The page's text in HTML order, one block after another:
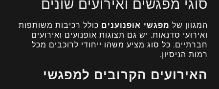
סוגי מפגשים ואירועים שונים
המגוון של מפגשי אופנוענים כולל רכיבות משותפות
ואירועי סדנאות. יש גם תצוגות אופנועים ואירועים
חברתיים. כל סוג מציע משהו ייחודי לרוכבים מכל
רמות הניסיון.
האירועים הקרובים למפגשי